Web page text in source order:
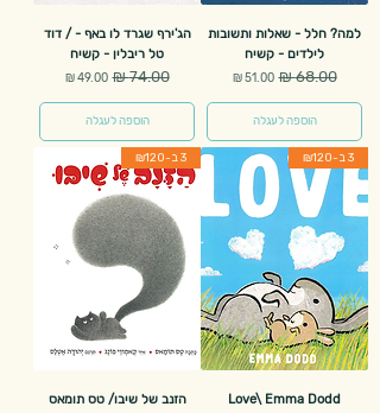
למה? חלל - שאלות ותשובות
לילדים - קשיח
מחיר רגיל‏68.00 ‏₪ מחיר מבצע‏51.00 ‏₪
הוספה לעגלה
הג'ירף שגרד לו באף - / דוד
טל ריבלין - קשיח
מחיר רגיל‏74.00 ‏₪ מחיר מבצע‏49.00 ‏₪
הוספה לעגלה
3 ב-₪120
Love\ Emma Dodd
3 ב-₪120
הזנב של שיבו/ טס תומאס